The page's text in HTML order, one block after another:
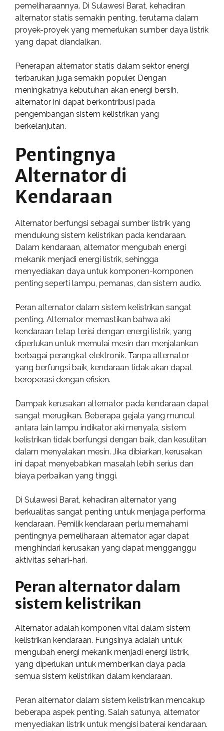
pemeliharaannya. Di Sulawesi Barat, kehadiran
alternator statis semakin penting, terutama dalam
proyek-proyek yang memerlukan sumber daya listrik
yang dapat diandalkan.
Penerapan alternator statis dalam sektor energi
terbarukan juga semakin populer. Dengan
meningkatnya kebutuhan akan energi bersih,
alternator ini dapat berkontribusi pada
pengembangan sistem kelistrikan yang
berkelanjutan.
Pentingnya
Alternator di
Kendaraan
Alternator berfungsi sebagai sumber listrik yang
mendukung sistem kelistrikan pada kendaraan.
Dalam kendaraan, alternator mengubah energi
mekanik menjadi energi listrik, sehingga
menyediakan daya untuk komponen-komponen
penting seperti lampu, pemanas, dan sistem audio.
Peran alternator dalam sistem kelistrikan sangat
penting. Alternator memastikan bahwa aki
kendaraan tetap terisi dengan energi listrik, yang
diperlukan untuk memulai mesin dan menjalankan
berbagai perangkat elektronik. Tanpa alternator
yang berfungsi baik, kendaraan tidak akan dapat
beroperasi dengan efisien.
Dampak kerusakan alternator pada kendaraan dapat
sangat merugikan. Beberapa gejala yang muncul
antara lain lampu indikator aki menyala, sistem
kelistrikan tidak berfungsi dengan baik, dan kesulitan
dalam menyalakan mesin. Jika dibiarkan, kerusakan
ini dapat menyebabkan masalah lebih serius dan
biaya perbaikan yang tinggi.
Di Sulawesi Barat, kehadiran alternator yang
berkualitas sangat penting untuk menjaga performa
kendaraan. Pemilik kendaraan perlu memahami
pentingnya pemeliharaan alternator agar dapat
menghindari kerusakan yang dapat mengganggu
aktivitas sehari-hari.
Peran alternator dalam
sistem kelistrikan
Alternator adalah komponen vital dalam sistem
kelistrikan kendaraan. Fungsinya adalah untuk
mengubah energi mekanik menjadi energi listrik,
yang diperlukan untuk memberikan daya pada
semua sistem kelistrikan dalam kendaraan.
Peran alternator dalam sistem kelistrikan mencakup
beberapa aspek penting. Salah satunya, alternator
menyediakan listrik untuk mengisi baterai kendaraan.